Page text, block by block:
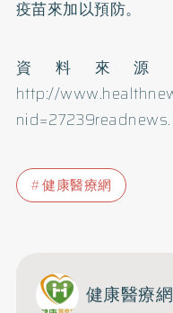
疫苗來加以預防。
資料來源
http://
健康醫療網
健康醫療網